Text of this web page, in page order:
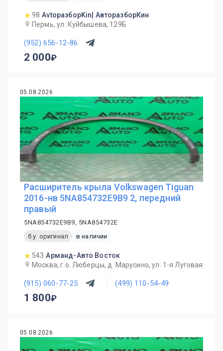
98 AvtoразборKin| АвторазборКин
Пермь, ул. Куйбышева, 129Б
(952) 656-12-86
2 000
05.08.2026
Расширитель крыла Volkswagen Tiguan
2016-нв 5NA854732E9B9 2, передний
правый
5NA854732E9B9, 5NA854732E
б.у. оригинал
в наличии
543 Арманд-Авто Восток
Москва, г.о. Люберцы, д. Марусино, ул. 1-я Луговая
(915) 060-77-25 (499) 110-54-49
1 800
05.08.2026